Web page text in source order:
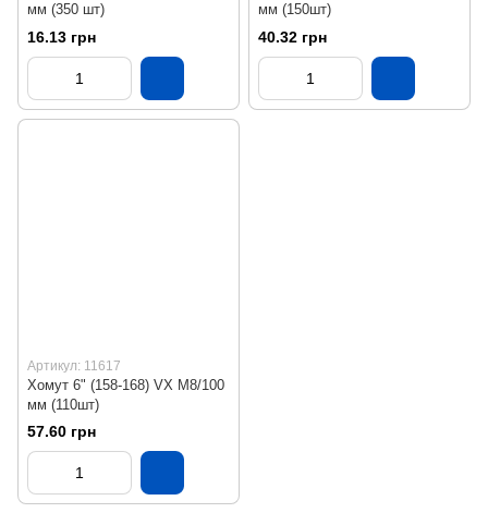
мм (350 шт)
16.13 грн
мм (150шт)
40.32 грн
Артикул: 11617
Хомут 6" (158-168) VX М8/100
мм (110шт)
57.60 грн